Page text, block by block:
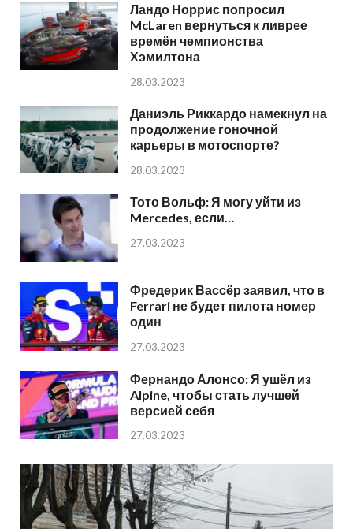
Ландо Норрис попросил
McLaren вернуться к ливрее
времён чемпионства
Хэмилтона
28.03.2023
Даниэль Риккардо намекнул на
продолжение гоночной
карьеры в мотоспорте?
28.03.2023
Тото Вольф: Я могу уйти из
Mercedes, если…
27.03.2023
Фредерик Вассёр заявил, что в
Ferrari не будет пилота номер
один
27.03.2023
Фернандо Алонсо: Я ушёл из
Alpine, чтобы стать лучшей
версией себя
27.03.2023